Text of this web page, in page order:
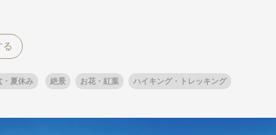
5月 6月 7月 8月 9月
10月
8月 9月 10月 11月 12月
お盆・夏休み
・夏休み 絶景 お花・紅葉 ハイキング・トレッキング